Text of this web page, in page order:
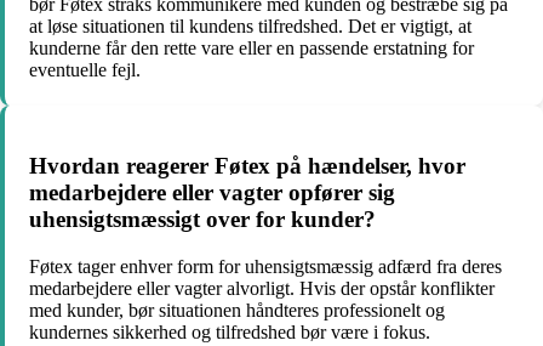
bør Føtex straks kommunikere med kunden og bestræbe sig på
at løse situationen til kundens tilfredshed. Det er vigtigt, at
kunderne får den rette vare eller en passende erstatning for
eventuelle fejl.
Hvordan reagerer Føtex på hændelser, hvor
medarbejdere eller vagter opfører sig
uhensigtsmæssigt over for kunder?
Føtex tager enhver form for uhensigtsmæssig adfærd fra deres
medarbejdere eller vagter alvorligt. Hvis der opstår konflikter
med kunder, bør situationen håndteres professionelt og
kundernes sikkerhed og tilfredshed bør være i fokus.